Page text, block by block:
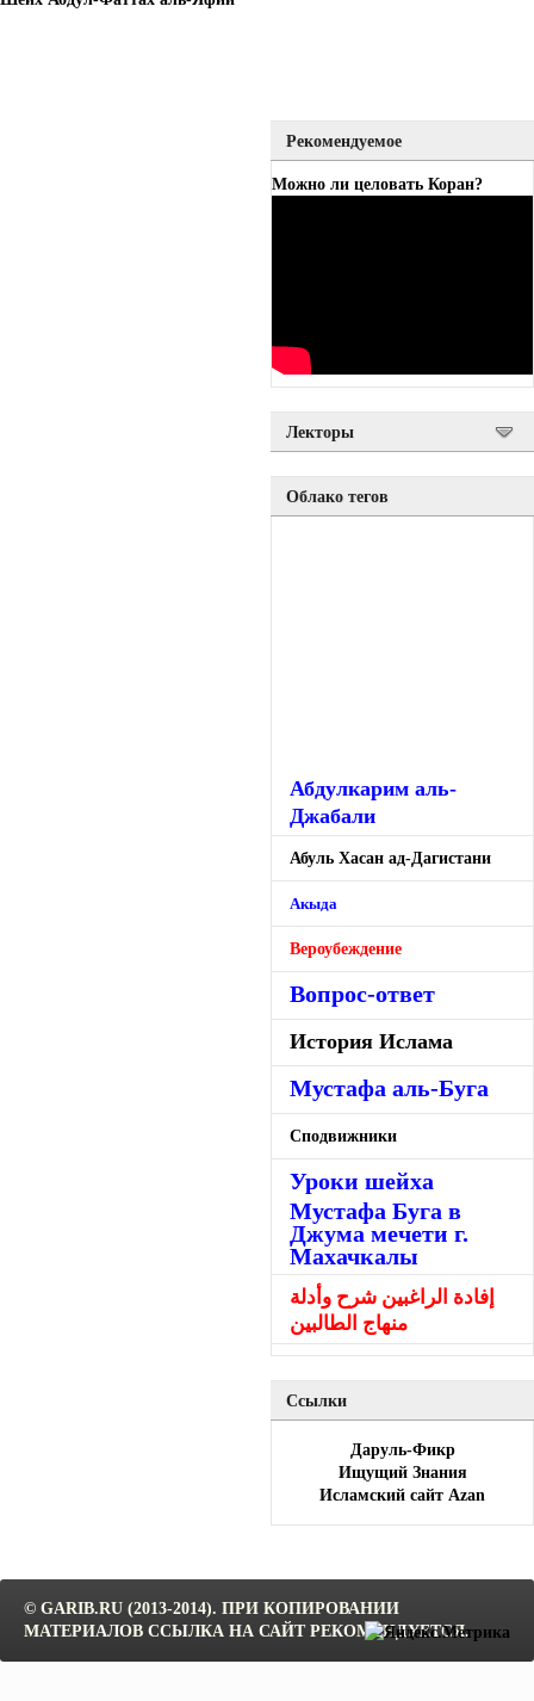
Рекомендуемое
Можно ли целовать Коран?
Лекторы
Облако тегов
Абдулкарим аль-
Джабали
Абуль Хасан ад-Дагистани
Акыда
Вероубеждение
Вопрос-ответ
История Ислама
Мустафа аль-Буга
Сподвижники
Уроки шейха
Мустафа Буга в
Джума мечети г.
Махачкалы
إفادة الراغبين شرح وأدلة
منهاج الطالبين
Ссылки
Даруль-Фикр
Ищущий Знания
Исламский сайт Azan
© GARIB.RU (2013-2014). ПРИ КОПИРОВАНИИ
МАТЕРИАЛОВ ССЫЛКА НА САЙТ РЕКОМЕНДУЕТСЯ.